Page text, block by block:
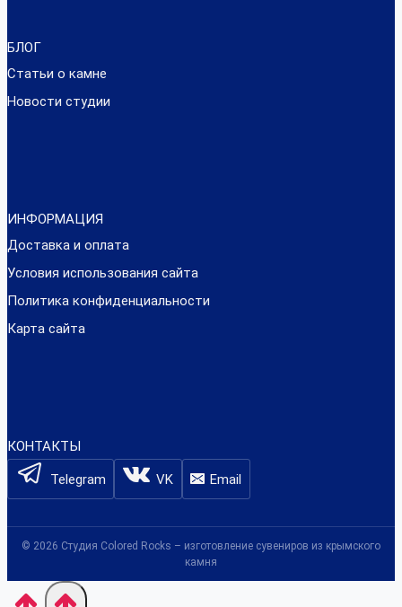
БЛОГ
Статьи о камне
Новости студии
ИНФОРМАЦИЯ
Доставка и оплата
Условия использования сайта
Политика конфиденциальности
Карта сайта
КОНТАКТЫ
Telegram VK Email
© 2026 Студия Colored Rocks – изготовление сувениров из крымского
камня